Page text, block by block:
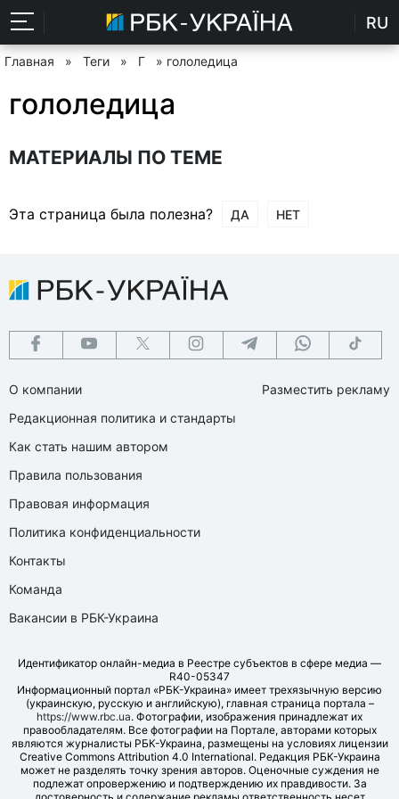
RU
Главная » Теги » Г » гололедица
гололедица
МАТЕРИАЛЫ ПО ТЕМЕ
Эта страница была полезна? ДА НЕТ
О компании
Редакционная политика и стандарты
Как стать нашим автором
Правила пользования
Правовая информация
Политика конфиденциальности
Контакты
Команда
Вакансии в РБК-Украина
Разместить рекламу
Идентификатор онлайн-медиа в Реестре субъектов в сфере медиа —
R40-05347
Информационный портал «РБК-Украина» имеет трехязычную версию
(украинскую, русскую и английскую), главная страница портала –
https://www.rbc.ua. Фотографии, изображения принадлежат их
правообладателям. Все фотографии на Портале, авторами которых
являются журналисты РБК-Украина, размещены на условиях лицензии
Creative Commons Attribution 4.0 International. Редакция РБК-Украина
может не разделять точку зрения авторов. Оценочные суждения не
подлежат опровержению и подтверждению их правдивости. За